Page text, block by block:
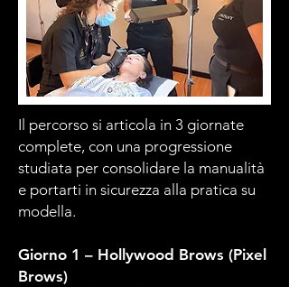
Il percorso si articola in 3 giornate
complete, con una progressione
studiata per consolidare la manualità
e portarti in sicurezza alla pratica su
modella.
Giorno 1 – Hollywood Brows (Pixel
Brows)